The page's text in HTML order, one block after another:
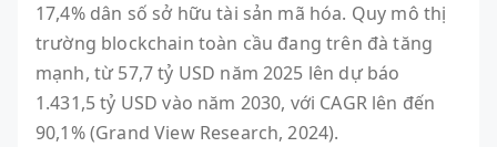
17,4% dân số sở hữu tài sản mã hóa. Quy mô thị
trường blockchain toàn cầu đang trên đà tăng
mạnh, từ 57,7 tỷ USD năm 2025 lên dự báo
1.431,5 tỷ USD vào năm 2030, với CAGR lên đến
90,1% (Grand View Research, 2024).